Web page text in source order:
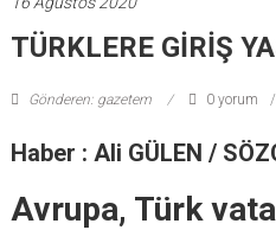
TÜRKLERE GİRİŞ
Gönderen: gazetem 0 yorum
Haber : Ali GÜLEN /
Avrupa, Türk